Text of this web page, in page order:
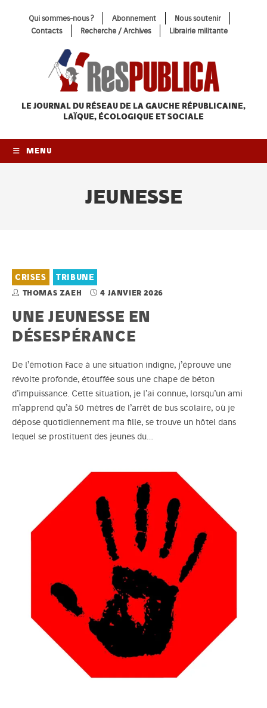
Qui sommes-nous ? Abonnement
Nous soutenir
Contacts
Recherche / Archives Librairie militante
LE JOURNAL DU RÉSEAU DE LA GAUCHE RÉPUBLICAINE,
LAÏQUE, ÉCOLOGIQUE ET SOCIALE
MENU
JEUNESSE
CRISES TRIBUNE
THOMAS ZAEH 4 JANVIER 2026
UNE JEUNESSE EN
DÉSESPÉRANCE
De l’émotion Face à une situation indigne, j’éprouve une
révolte profonde, étouffée sous une chape de béton
d’impuissance. Cette situation, je l’ai connue, lorsqu’un ami
m’apprend qu’à 50 mètres de l’arrêt de bus scolaire, où je
dépose quotidiennement ma fille, se trouve un hôtel dans
lequel se prostituent des jeunes du…